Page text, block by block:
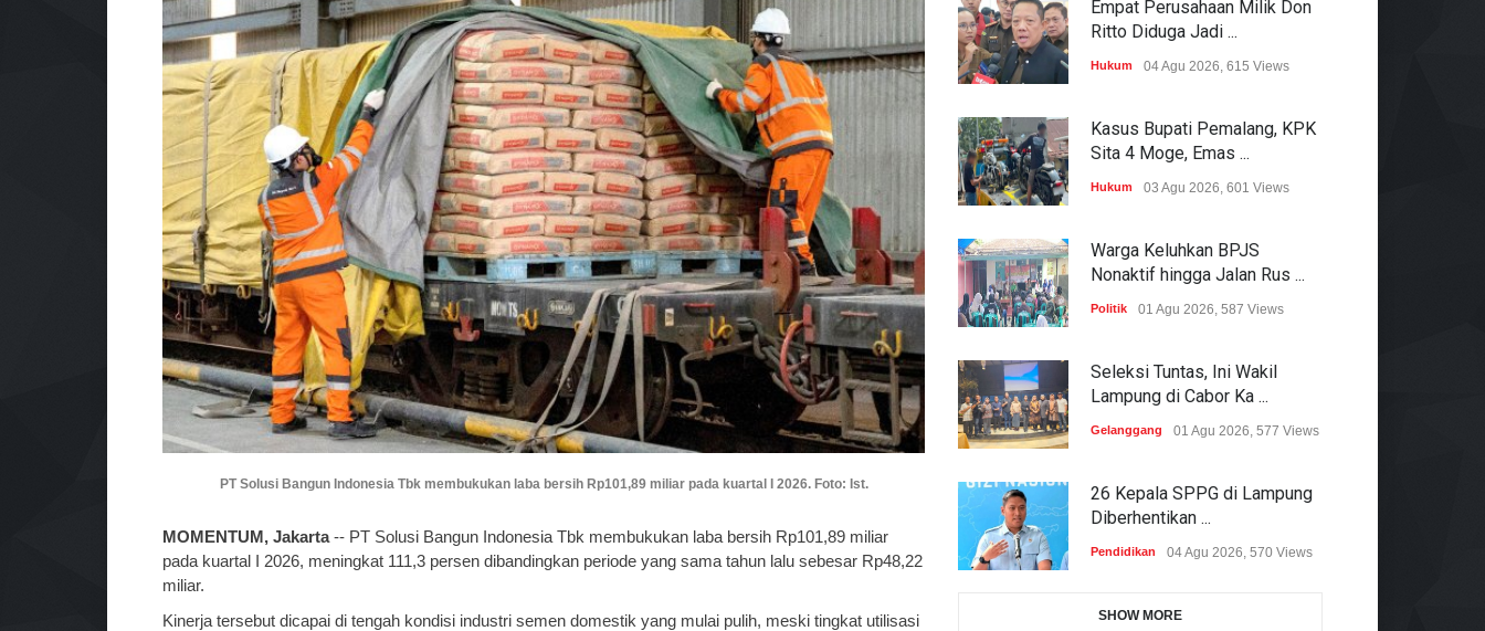
PT Solusi Bangun Indonesia Tbk membukukan laba bersih Rp101,89 miliar pada kuartal I 2026. Foto: Ist.
MOMENTUM, Jakarta-- PT Solusi Bangun Indonesia Tbk membukukan laba bersih Rp101,89 miliar
pada kuartal I 2026, meningkat 111,3 persen dibandingkan periode yang sama tahun lalu sebesar Rp48,22
miliar.
Kinerja tersebut dicapai di tengah kondisi industri semen domestik yang mulai pulih, meski tingkat utilisasi
Empat Perusahaan Milik Don
Ritto Diduga Jadi ...
Hukum 04 Agu 2026, 615 Views
Kasus Bupati Pemalang, KPK
Sita 4 Moge, Emas ...
Hukum 03 Agu 2026, 601 Views
Warga Keluhkan BPJS
Nonaktif hingga Jalan Rus ...
Politik 01 Agu 2026, 587 Views
Seleksi Tuntas, Ini Wakil
Lampung di Cabor Ka ...
Gelanggang 01 Agu 2026, 577 Views
26 Kepala SPPG di Lampung
Diberhentikan ...
Pendidikan 04 Agu 2026, 570 Views
SHOW MORE